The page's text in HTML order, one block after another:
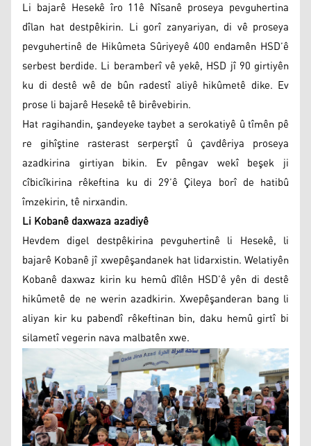
Li bajarê Hesekê îro 11ê Nîsanê proseya pevguhertina
dîlan hat destpêkirin. Li gorî zanyariyan, di vê proseya
pevguhertinê de Hikûmeta Sûriyeyê 400 endamên HSD’ê
serbest berdide. Li beramberî vê yekê, HSD jî 90 girtiyên
ku di destê wê de bûn radestî aliyê hikûmetê dike. Ev
prose li bajarê Hesekê tê birêvebirin.
Hat ragihandin, şandeyeke taybet a serokatiyê û tîmên pê
re gihîştine rasterast serperştî û çavdêriya proseya
azadkirina girtiyan bikin. Ev pêngav wekî beşek ji
cîbicîkirina rêkeftina ku di 29’ê Çileya borî de hatibû
îmzekirin, tê nirxandin.
Li Kobanê daxwaza azadiyê
Hevdem digel destpêkirina pevguhertinê li Hesekê, li
bajarê Kobanê jî xwepêşandanek hat lidarxistin. Welatiyên
Kobanê daxwaz kirin ku hemû dîlên HSD’ê yên di destê
hikûmetê de ne werin azadkirin. Xwepêşanderan bang li
aliyan kir ku pabendî rêkeftinan bin, daku hemû girtî bi
silametî vegerin nava malbatên xwe.